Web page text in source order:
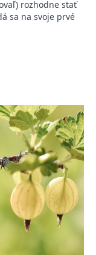
rozhodne stať
sa na svoje prvé